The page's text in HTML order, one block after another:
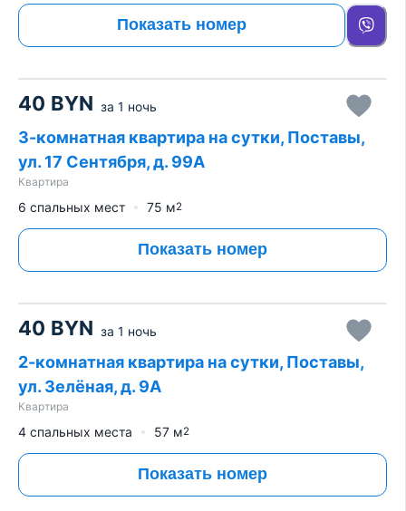
Показать номер
40 BYN за 1 ночь
3-комнатная квартира на сутки, Поставы,
ул. 17 Сентября, д. 99А
Квартира
6 спальных мест 75 м2
Показать номер
40 BYN за 1 ночь
2-комнатная квартира на сутки, Поставы,
ул. Зелёная, д. 9А
Квартира
4 спальных места 57 м2
Показать номер